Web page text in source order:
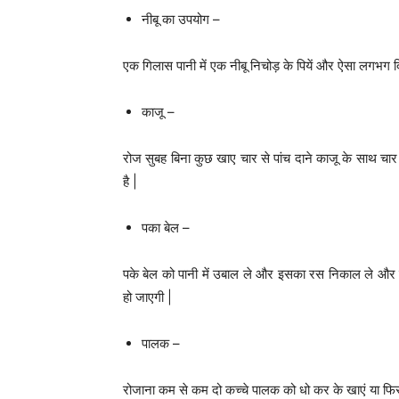
नीबू का उपयोग –
एक गिलास पानी में एक नीबू निचोड़ के पियें और ऐसा लगभग
काजू –
रोज सुबह बिना कुछ खाए चार से पांच दाने काजू के साथ
है |
पका बेल –
पके बेल को पानी में उबाल ले और इसका रस निकाल ले
हो जाएगी |
पालक –
रोजाना कम से कम दो कच्चे पालक को धो कर के खाएं या